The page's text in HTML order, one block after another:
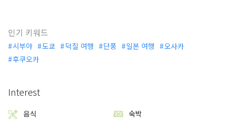
인기 키워드
시부야 도쿄 덕질 여행 단풍 일본 여행
오사카
후쿠오카
Interest
음식 숙박